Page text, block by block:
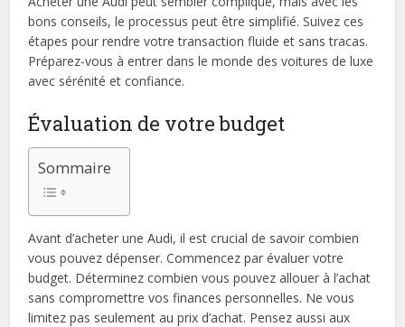
bons conseils, le processus peut être simplifié. Suivez ces
étapes pour rendre votre transaction fluide et sans tracas.
Préparez-vous à entrer dans le monde des voitures de luxe
avec sérénité et confiance.
Évaluation de votre budget
Sommaire
Avant d’acheter une Audi, il est crucial de savoir combien
vous pouvez dépenser. Commencez par évaluer votre
budget. Déterminez combien vous pouvez allouer à l’achat
sans compromettre vos finances personnelles. Ne vous
limitez pas seulement au prix d’achat. Pensez aussi aux